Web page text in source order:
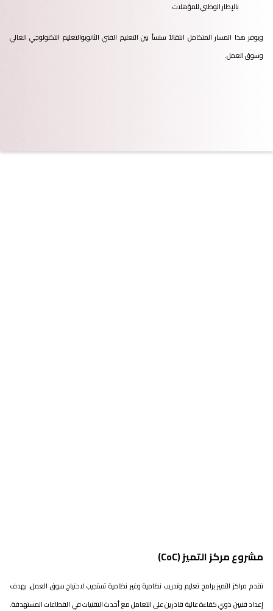
بالإطار الوطني للمؤهلات
ويوفر هذا المسار المتكامل انتقالاً سلساً بين التعليم الفني الثانويوالتعليم التكنولوجي العالي
وسوق العمل.
مشروع مركز التميز (CoC)
تقدم مراكز التميز برامج تعليم وتدريب نظامية وغير نظامية تستجيب لاحتياج سوق العمل، بهدف
إعداد فنيين ذوي كفاءة عالية قادرين على التعامل مع أحدث التقنيات في القطاعات المستهدفة.